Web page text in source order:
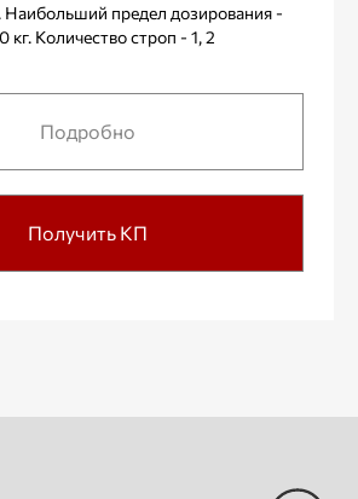
Наибольший предел дозирования -
Количество строп - 1, 2
Подробно
Получить КП